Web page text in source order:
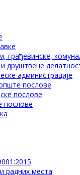
друштвене
администрације
послове
послове
послове
радних места